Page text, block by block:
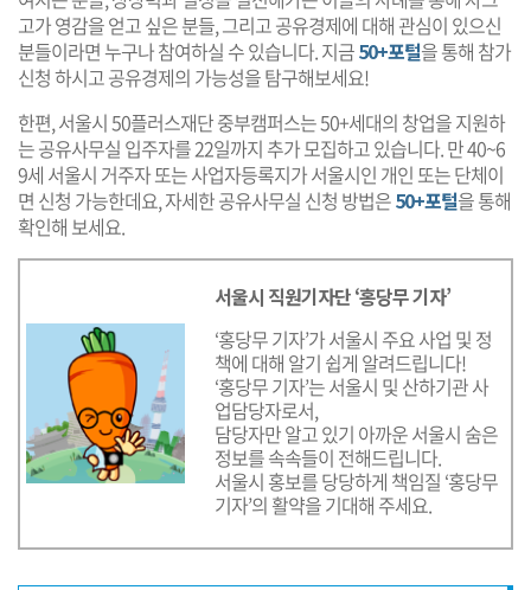
고가 영감을 얻고 싶은 분들, 그리고 공유경제에 대해 관심이 있으신
분들이라면 누구나 참여하실 수 있습니다. 지금50+포털을 통해 참가
신청 하시고 공유경제의 가능성을 탐구해보세요!
한편, 서울시 50플러스재단 중부캠퍼스는 50+세대의 창업을 지원하
는 공유사무실 입주자를 22일까지 추가 모집하고 있습니다. 만 40~6
9세 서울시 거주자 또는 사업자등록지가 서울시인 개인 또는 단체이
면 신청 가능한데요, 자세한 공유사무실 신청 방법은50+포털을 통해
확인해 보세요.
서울시 직원기자단 ‘홍당무 기자’
‘홍당무 기자’가 서울시 주요 사업 및 정
책에 대해 알기 쉽게 알려드립니다!
‘홍당무 기자’는 서울시 및 산하기관 사
업담당자로서,
담당자만 알고 있기 아까운 서울시 숨은
정보를 속속들이 전해드립니다.
서울시 홍보를 당당하게 책임질 ‘홍당무
기자’의 활약을 기대해 주세요.